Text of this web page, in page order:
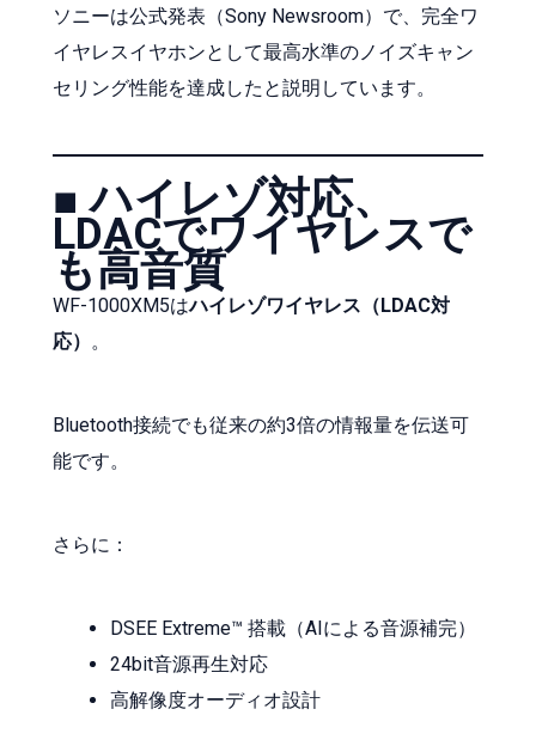
ソニーは公式発表（Sony Newsroom）で、完全ワ
イヤレスイヤホンとして最高水準のノイズキャン
セリング性能を達成したと説明しています。
■ ハイレゾ対応、
LDACでワイヤレスで
も高音質
WF-1000XM5はハイレゾワイヤレス（LDAC対
応） 。
Bluetooth接続でも従来の約3倍の情報量を伝送可
能です。
さらに：
DSEE Extreme™ 搭載（AIによる音源補完）
24bit音源再生対応
高解像度オーディオ設計